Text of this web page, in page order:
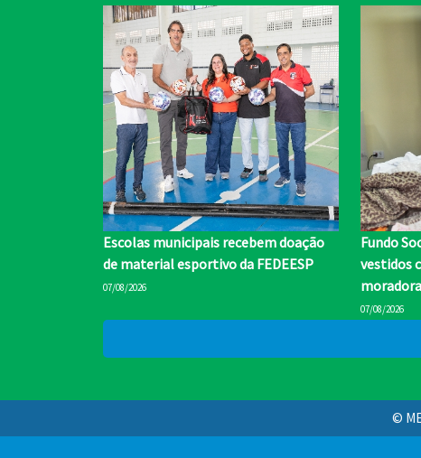
Escolas municipais recebem doação
de material esportivo da FEDEESP
07/08/2026
Fundo
vestidos
07/08/2026
©